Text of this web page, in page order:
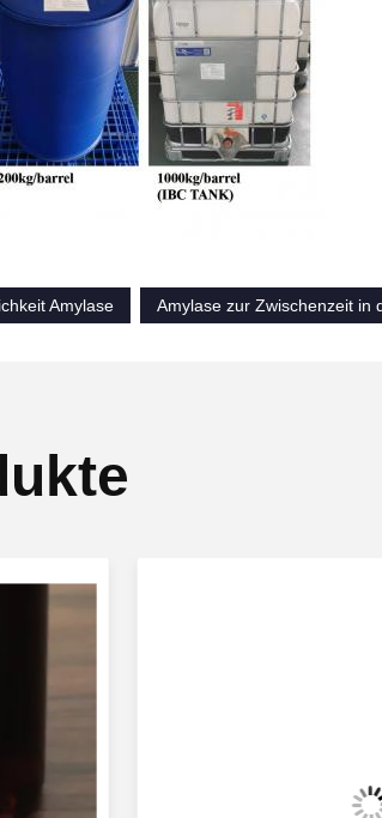
Amylase Amylase zur Zwischenzeit in